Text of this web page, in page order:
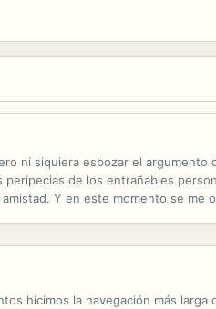
ni siquiera esbozar el argumento
de los entrañables
Y en este momento se me
hicimos la navegación más larga